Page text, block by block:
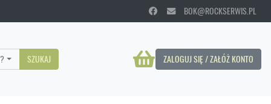
BOK@ROCKSERWIS.PL
ZALOGUJ SIĘ / ZAŁÓŻ KONTO
SZUKAJ